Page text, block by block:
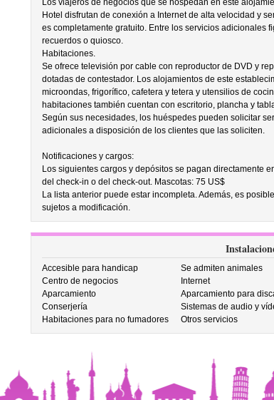
Los viajeros de negocios que se hospedan en este
Hotel disfrutan de conexión a Internet de alta velocidad y
es completamente gratuito. Entre los servicios adicionales
recuerdos o quiosco.
Habitaciones.
Se ofrece televisión por cable con reproductor de DVD y
dotadas de contestador. Los alojamientos de este
microondas, frigorífico, cafetera y tetera y utensilios de
habitaciones también cuentan con escritorio, plancha y
Según sus necesidades, los huéspedes pueden solicitar
adicionales a disposición de los clientes que las soliciten.
Notificaciones y cargos:
Los siguientes cargos y depósitos se pagan directamente
del check-in o del check-out. Mascotas: 75 US$
La lista anterior puede estar incompleta. Además, es
sujetos a modificación.
Accesible para handicap Se admiten animales
Centro de negocios
Internet
Aparcamiento
Aparcamiento para
Conserjería
Sistemas de audio y
Habitaciones para no fumadores
Otros servicios